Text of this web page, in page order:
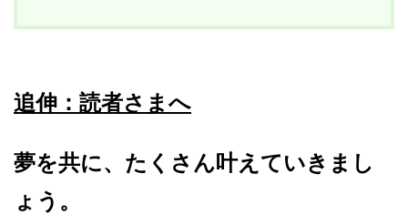
追伸：読者さまへ
夢を共に、たくさん叶えていきまし
ょう。